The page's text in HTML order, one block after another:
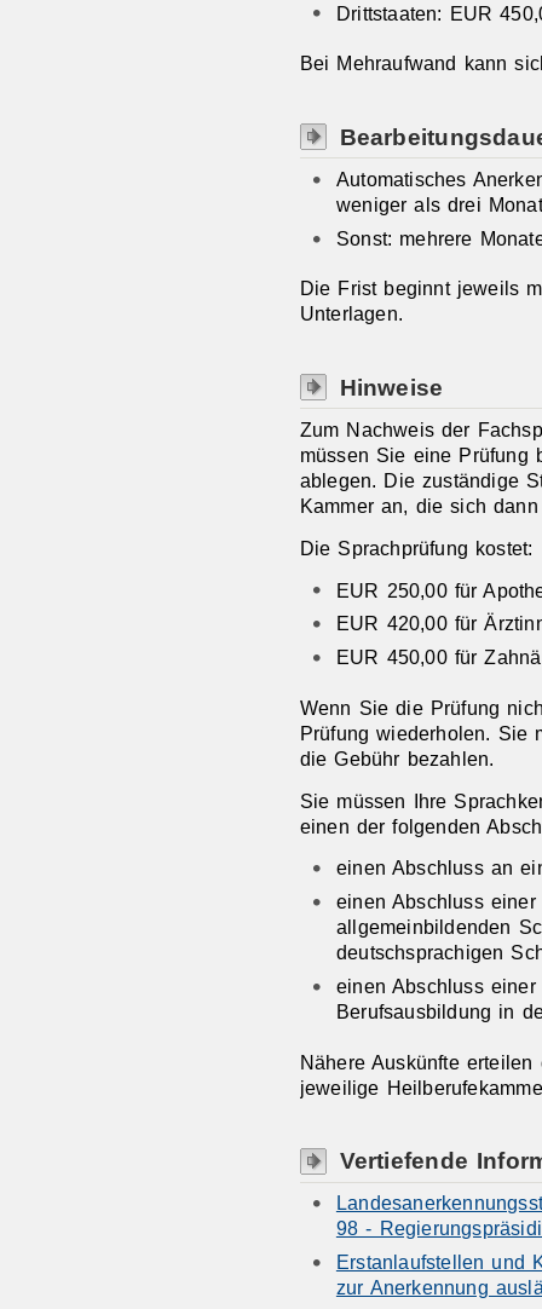
Drittstaaten: EUR
Bei Mehraufwand kann
Automatisches
weniger als drei
Sonst: mehrere
Die Frist beginnt jeweils
Unterlagen.
Hinweise
Zum Nachweis der
müssen Sie eine Prüfung
ablegen. Die zuständige
Kammer an, die sich
Die Sprachprüfung kostet:
EUR 250,00 für
EUR 420,00 für
EUR 450,00 für
Wenn Sie die Prüfung
Prüfung wiederholen. Sie
die Gebühr bezahlen.
Sie müssen Ihre
einen der folgenden
einen Abschluss an
einen Abschluss
allgemeinbildenden
deutschsprachigen
einen Abschluss
Berufsausbildung in
Nähere Auskünfte
jeweilige
Vertiefende
98 -
Erstanlaufstellen und
zur Anerkennung